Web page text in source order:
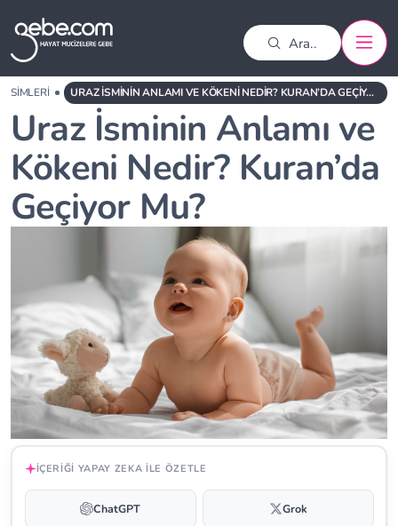
İSIMLERI ​URAZ İSMININ ANLAMI VE KÖKENI NEDIR?​ KURAN’DA GEÇIYOR MU?
​Uraz İsminin Anlamı ve
Kökeni Nedir?​ Kuran’da
Geçiyor Mu?
İÇERIĞI YAPAY ZEKA ILE ÖZETLE
ChatGPT Grok